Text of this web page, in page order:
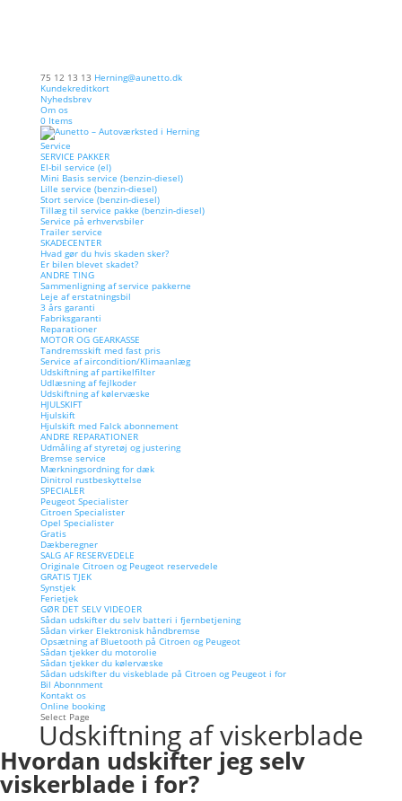
75 12 13 13 Herning@aunetto.dk
Kundekreditkort
Nyhedsbrev
Om os
0 Items
Service
SERVICE PAKKER
El-bil service (el)
Mini Basis service (benzin-diesel)
Lille service (benzin-diesel)
Stort service (benzin-diesel)
Tillæg til service pakke (benzin-diesel)
Service på erhvervsbiler
Trailer service
SKADECENTER
Hvad gør du hvis skaden sker?
Er bilen blevet skadet?
ANDRE TING
Sammenligning af service pakkerne
Leje af erstatningsbil
3 års garanti
Fabriksgaranti
Reparationer
MOTOR OG GEARKASSE
Tandremsskift med fast pris
Service af aircondition/Klimaanlæg
Udskiftning af partikelfilter
Udlæsning af fejlkoder
Udskiftning af kølervæske
HJULSKIFT
Hjulskift
Hjulskift med Falck abonnement
ANDRE REPARATIONER
Udmåling af styretøj og justering
Bremse service
Mærkningsordning for dæk
Dinitrol rustbeskyttelse
SPECIALER
Peugeot Specialister
Citroen Specialister
Opel Specialister
Gratis
Dækberegner
SALG AF RESERVEDELE
Originale Citroen og Peugeot reservedele
GRATIS TJEK
Synstjek
Ferietjek
GØR DET SELV VIDEOER
Sådan udskifter du selv batteri i fjernbetjening
Sådan virker Elektronisk håndbremse
Opsætning af Bluetooth på Citroen og Peugeot
Sådan tjekker du motorolie
Sådan tjekker du kølervæske
Sådan udskifter du viskeblade på Citroen og Peugeot i for
Bil Abonnment
Kontakt os
Online booking
Select Page
Udskiftning af viskerblade
Hvordan udskifter jeg selv
viskerblade i for?